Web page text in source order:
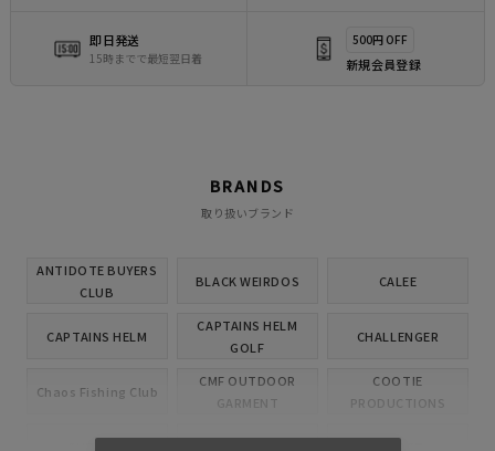
即日発送
15時までで最短翌日着
500円 OFF
新規会員登録
BRANDS
取り扱いブランド
ANTIDOTE BUYERS
CLUB
BLACK WEIRDOS CALEE
CAPTAINS HELM
CAPTAINS HELM
GOLF
CHALLENGER
Chaos Fishing Club
CMF OUTDOOR
GARMENT
COOTIE
PRODUCTIONS